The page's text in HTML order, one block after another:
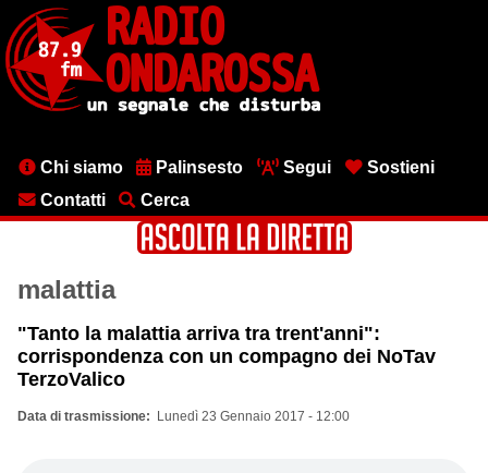
contenuto
principale
MenuChi siamo Palinsesto Segui
Sostieni
Contatti
Cerca
malattia
"Tanto la malattia arriva tra trent'anni":
corrispondenza con un compagno dei NoTav
TerzoValico
Data di trasmissione Lunedì 23 Gennaio 2017 - 12:00